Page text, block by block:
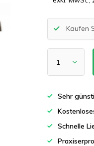
Kaufen
Sehr
Schnelle